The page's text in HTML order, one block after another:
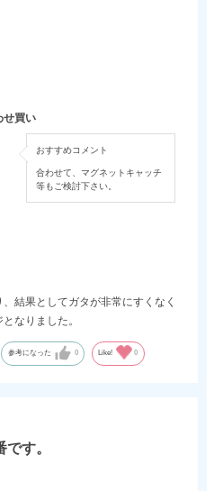
せ買い
おすすめコメント
合わせて、マグネットキャッチ
等もご検討下さい。
結果としてガタが非常にすくなく
なりました。
参考になった 0 Like! 0
す。